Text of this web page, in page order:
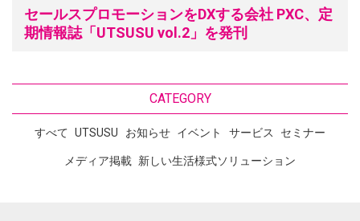
セールスプロモーションをDXする会社 PXC、定
期情報誌「UTSUSU vol.2」を発刊
CATEGORY
すべて UTSUSU お知らせ イベント サービス セミナー
メディア掲載 新しい生活様式ソリューション